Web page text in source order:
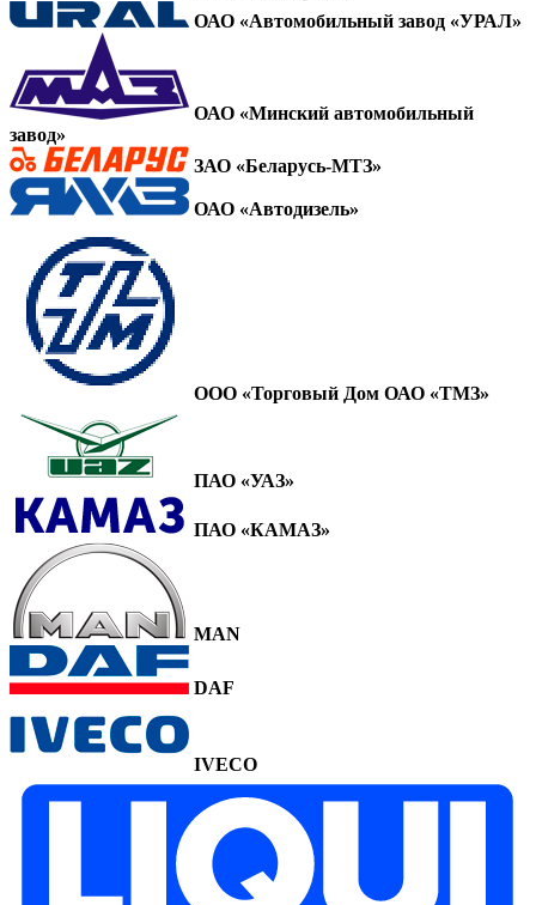
ОАО «Автомобильный завод «УРАЛ»
ОАО «Минский автомобильный
завод»
ЗАО «Беларусь-МТЗ»
ОАО «Автодизель»
ООО «Торговый Дом ОАО «ТМЗ»
ПАО «УАЗ»
ПАО «КАМАЗ»
MAN
DAF
IVECO